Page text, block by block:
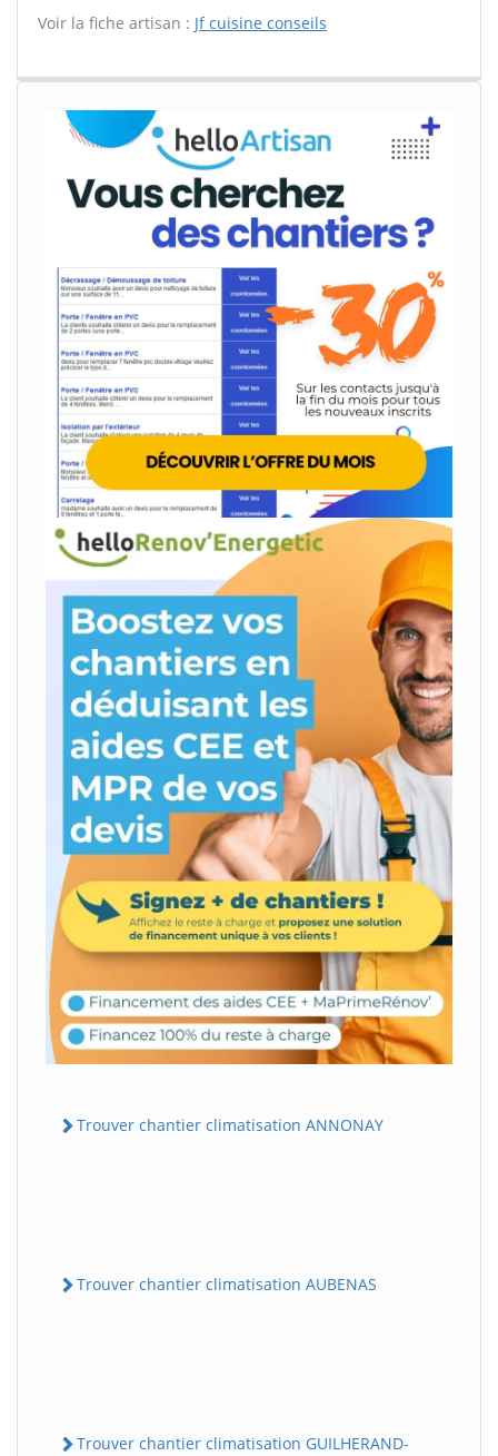
Voir la fiche artisan : Jf cuisine conseils
Trouver chantier climatisation ANNONAY
Trouver chantier climatisation AUBENAS
Trouver chantier climatisation GUILHERAND-